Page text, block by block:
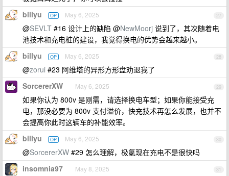
27
billyu OP May 6, 2025
@SEVLT #16 设计上的缺陷 @NewMoorj 说到了，其次随着电
池技术和充电桩的建设，我觉得换电的优势会越来越小。
28
billyu OP May 6, 2025
@zorui #23 阿维塔的异形方形盘劝退我了
29
SorcererXW May 6, 2025
如果你认为 800v 是刚需，请选择换电车型；如果你能接受充
电，那没必要为 800v 支付溢价，快充技术再怎么发展，也并不
会提高你此时这辆车的补能效率。
30
billyu OP May 6, 2025
@SorcererXW #29 怎么理解，极氪现在充电不是很快吗
31
insomnia97 May 8, 2025